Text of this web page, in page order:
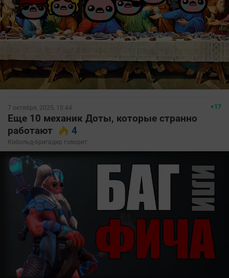
+17
7 октября, 2025, 10:44
Еще 10 механик Доты, которые странно
работают
4
Кобольд-бригадир говорит